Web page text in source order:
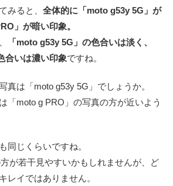
みると、 全体的に「moto g53y 5G」が
」が暗い印象。
「moto g53y 5G」の色合いは淡く、
合いは濃い印象ですね。
真は「moto g53y 5G」でしょうか。
「moto g PRO」の写真の方が近いよう
同じくらいですね。
方が若干見やすいかもしれませんが、ど
レイではありません。